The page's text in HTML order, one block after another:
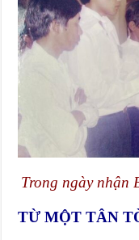
Trong ngày nhận
TỪ MỘT TÂN